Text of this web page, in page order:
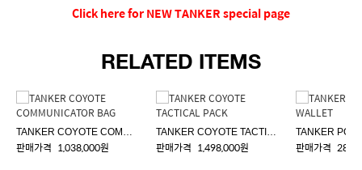
Click here for NEW TANKER special page
RELATED ITEMS
TANKER COYOTE COMMUNICATOR BAG
판매가격 1,038,000원
TANKER COYOTE TACTICAL PACK
판매가격 1,498,000원 판매가격